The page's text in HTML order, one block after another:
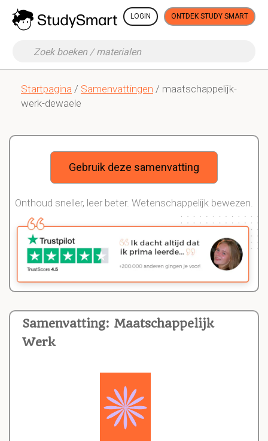
LOGIN ONTDEK STUDY SMART
Startpagina / Samenvattingen / maatschappelijk-
werk-dewaele
Samenvatting: Maatschappelijk
Werk
Gebruik deze samenvatting
Onthoud sneller, leer beter. Wetenschappelijk bewezen.